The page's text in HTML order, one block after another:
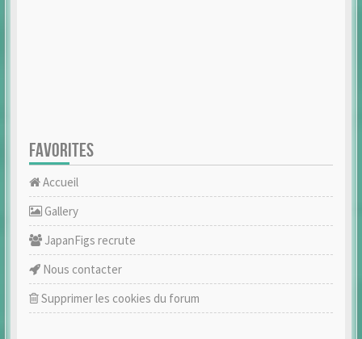
FAVORITES
Accueil
Gallery
JapanFigs recrute
Nous contacter
Supprimer les cookies du forum